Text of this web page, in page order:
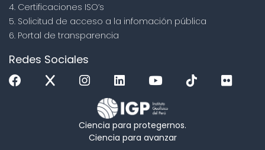
4. Certificaciones ISO’s
5. Solicitud de acceso a la infomación pública
6. Portal de transparencia
Redes Sociales
Ciencia para protegernos.
Ciencia para avanzar